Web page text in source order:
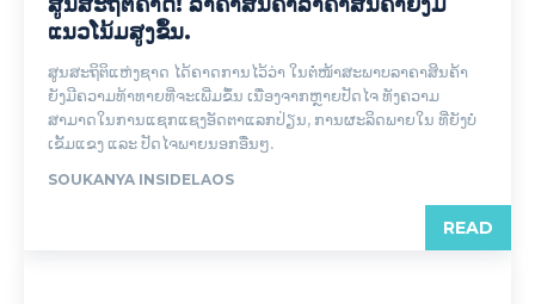
ແນວໂນ້ມສູງຂຶ້ນ.
ສູນສະຖິຕິແຫ່ງຊາດ ໄດ້ຄາດການໄວ້ວ່າ ໃນຕໍ່ໜ້າສະພາບລາຄາສິນຄ້າ
ຍັງມີຄວາມທ້າທາຍທີ່ຈະເພີ່ມຂຶ້ນ ເນື່ອງຈາກຫຼາຍປັດໄຈ ທັງຄວາມ
ສາມາດໃນການແຊກແຊງອັດຕາແລກປ່ຽນ, ການຜະລິດພາຍໃນ ທີ່ຍັງບໍ່
ເຂັ້ມແຂງ ແລະ ປັດໄຈພາຍນອກອື່ນໆ.
SOUKANYA INSIDELAOS
READ